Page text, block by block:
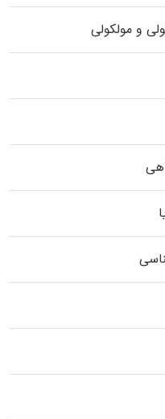
و مولکولی